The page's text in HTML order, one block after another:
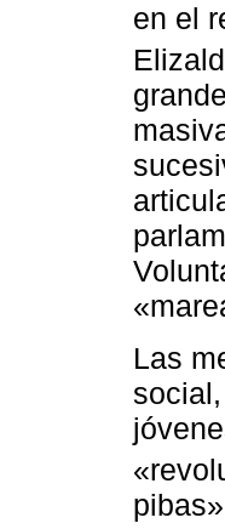
en el
Las